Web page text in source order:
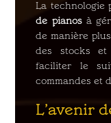
La technologie
de pianos à
de manière
des stocks et
faciliter le
commandes et
L’avenir